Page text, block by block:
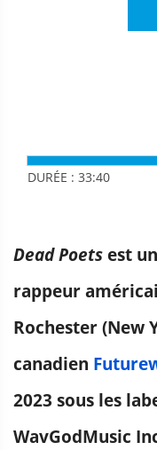
DURÉE : 33:40
Dead Poetsest
rappeur
Rochester (New
canadien
2023 sous les
WavGodMusic